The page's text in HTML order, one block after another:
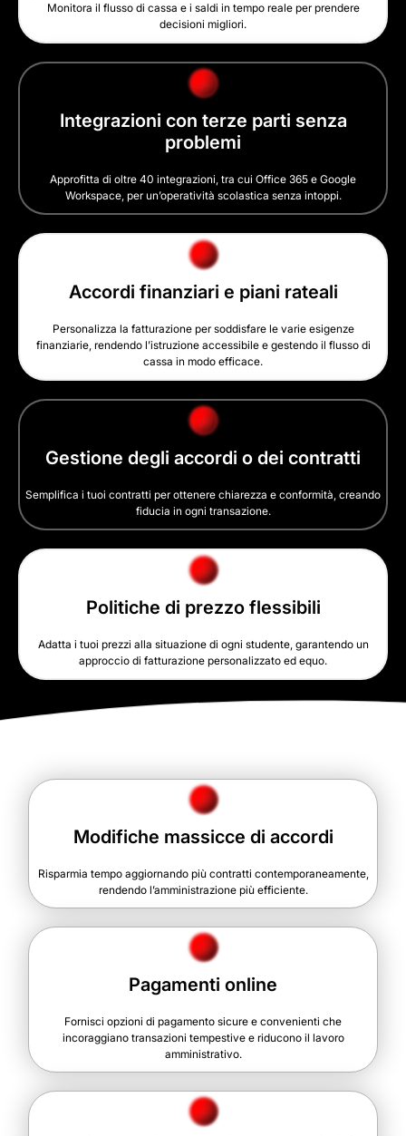
Monitora il flusso di cassa e i saldi in tempo reale per prendere
decisioni migliori.
Integrazioni con terze parti senza
problemi
Approfitta di oltre 40 integrazioni, tra cui Office 365 e Google
Workspace, per un’operatività scolastica senza intoppi.
Accordi finanziari e piani rateali
Personalizza la fatturazione per soddisfare le varie esigenze
finanziarie, rendendo l’istruzione accessibile e gestendo il flusso di
cassa in modo efficace.
Gestione degli accordi o dei contratti
Semplifica i tuoi contratti per ottenere chiarezza e conformità, creando
fiducia in ogni transazione.
Politiche di prezzo flessibili
Adatta i tuoi prezzi alla situazione di ogni studente, garantendo un
approccio di fatturazione personalizzato ed equo.
Modifiche massicce di accordi
Risparmia tempo aggiornando più contratti contemporaneamente,
rendendo l’amministrazione più efficiente.
Pagamenti online
Fornisci opzioni di pagamento sicure e convenienti che
incoraggiano transazioni tempestive e riducono il lavoro
amministrativo.